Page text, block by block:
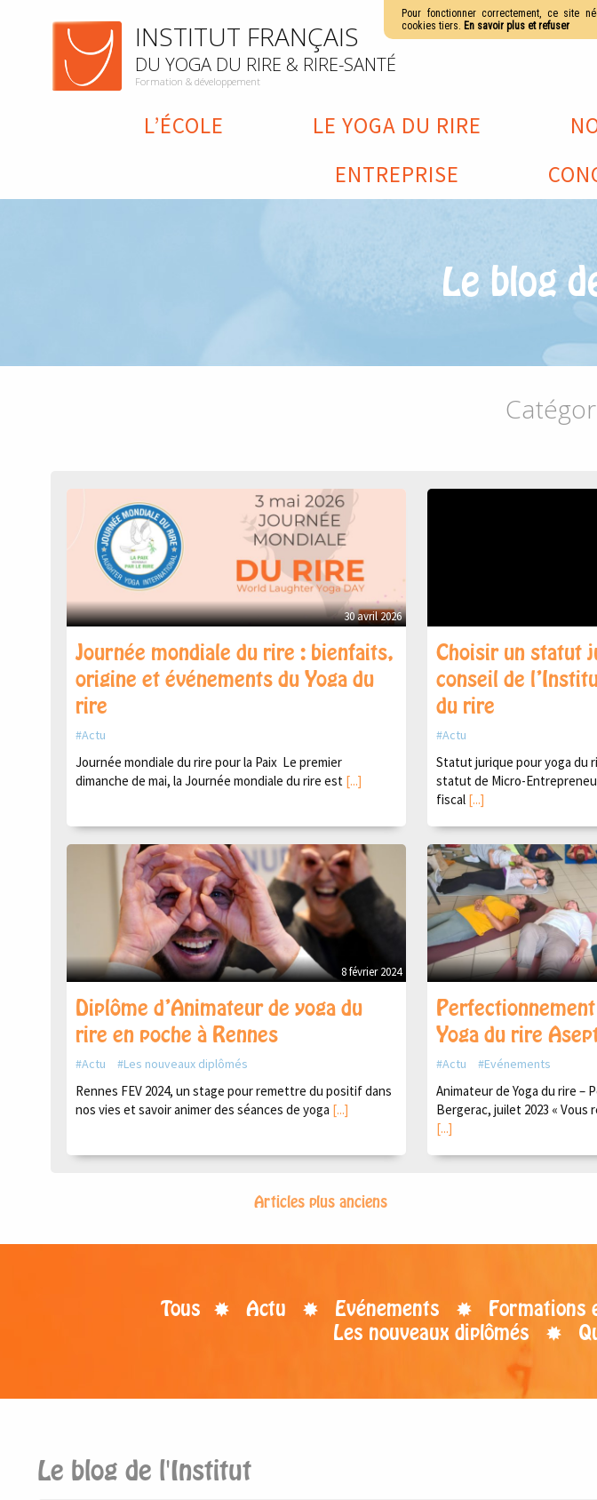
INSTITUT FRANÇAIS
DU YOGA DU RIRE & RIRE-SANTÉ
Formation & développement
L’ÉCOLE LE YOGA DU RIRE
ENTREPRISE
Le blog
30 avril 2026
Journée mondiale du rire : bienfaits,
origine et événements du Yoga du
rire
Actu
Journée mondiale du rire pour la Paix Le premier
dimanche de mai, la Journée mondiale du rire est [...]
Choisir un statut
conseil de
du rire
Actu
Statut jurique pour yoga du
statut de Micro-
fiscal [...]
8 février 2024
Diplôme d’Animateur de yoga du
rire en poche à Rennes
Actu Les nouveaux diplômés
Rennes FEV 2024, un stage pour remettre du positif dans
nos vies et savoir animer des séances de yoga [...]
Yoga du rire
Actu Evénements
Animateur de Yoga du rire –
Bergerac, juilet 2023 « Vous
[...]
Articles plus anciens
Tous Actu Evénements Formations
Les nouveaux diplômés
Le blog de l'Institut